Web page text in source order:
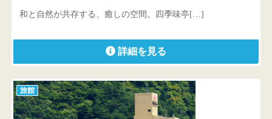
和と自然が共存する、癒しの空間。四季味亭[…]
詳細を見る
旅館